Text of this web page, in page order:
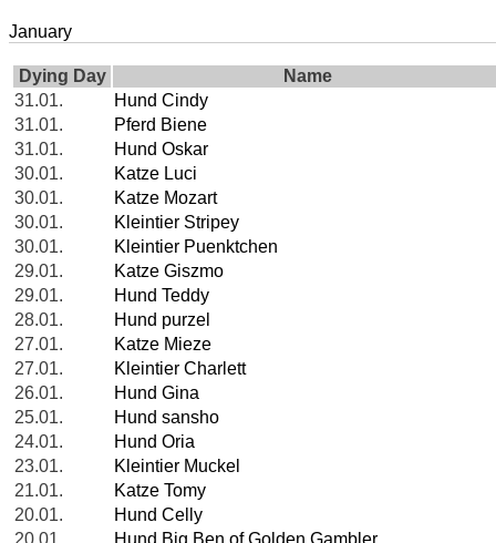
January
Dying Day
Name
31.01.
Hund Cindy
31.01.
Pferd Biene
31.01.
Hund Oskar
30.01.
Katze Luci
30.01.
Katze Mozart
30.01.
Kleintier Stripey
30.01.
Kleintier Puenktchen
29.01.
Katze Giszmo
29.01.
Hund Teddy
28.01.
Hund purzel
27.01.
Katze Mieze
27.01.
Kleintier Charlett
26.01.
Hund Gina
25.01.
Hund sansho
24.01.
Hund Oria
23.01.
Kleintier Muckel
21.01.
Katze Tomy
20.01.
Hund Celly